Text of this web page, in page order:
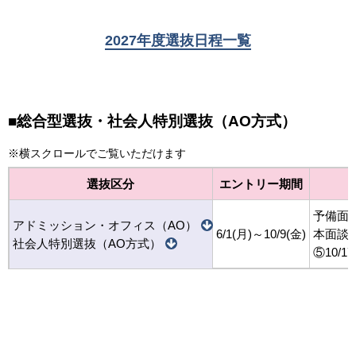
2027年度選抜日程一覧
■総合型選抜・社会人特別選抜（AO方式）
※横スクロールでご覧いただけます
選抜区分 エントリー期間
アドミッション・オフィス（AO）
社会人特別選抜（AO方式）
6/1(月)～10/9(金)
予備面
本面談
⑤10/